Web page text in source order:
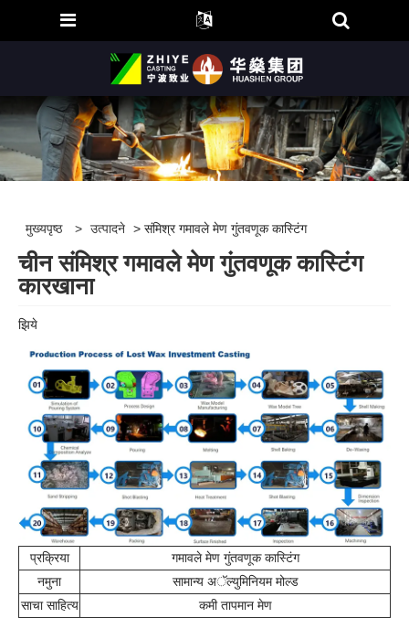
मुख्यपृष्ठ > उत्पादने > संमिश्र गमावले मेण गुंतवणूक कास्टिंग
चीन संमिश्र गमावले मेण गुंतवणूक कास्टिंग
कारखाना
झिये
प्रक्रिया
गमावले मेण गुंतवणूक कास्टिंग
नमुना
सामान्य अॅल्युमिनियम मोल्ड
साचा साहित्य
कमी तापमान मेण